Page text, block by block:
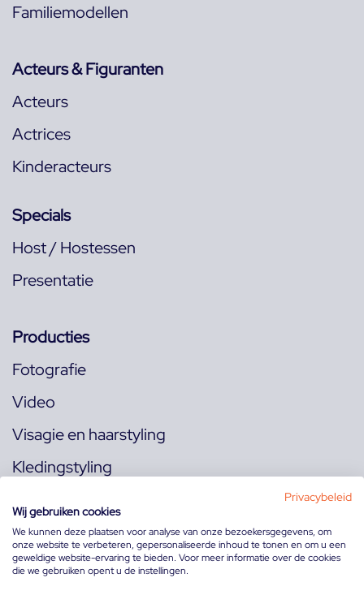
Familiemodellen
Acteurs & Figuranten
Acteurs
Actrices
Kinderacteurs
Specials
Host / Hostessen
Presentatie
Producties
Fotografie
Video
Visagie en haarstyling
Kledingstyling
Volg ons op:
Privacybeleid
Wij gebruiken cookies
We kunnen deze plaatsen voor analyse van onze bezoekersgegevens, om
onze website te verbeteren, gepersonaliseerde inhoud te tonen en om u een
geweldige website-ervaring te bieden. Voor meer informatie over de cookies
die we gebruiken opent u de instellingen.